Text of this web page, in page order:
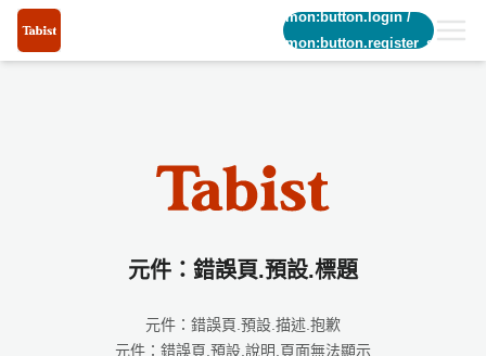
common:button.login/
common:button.register_short
元件：錯誤頁.預設.標題
元件：錯誤頁.預設.描述.抱歉
元件：錯誤頁.預設.說明.頁面無法顯示